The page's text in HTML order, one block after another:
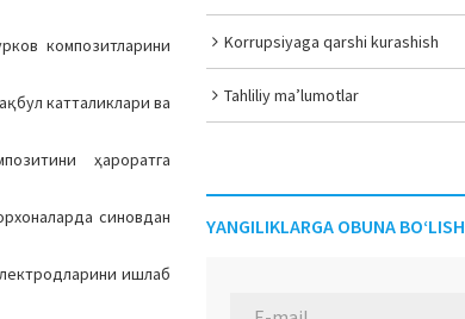
композитларини
катталиклари ва
ҳароратга
синовдан
ишлаб
Korrupsiyaga qarshi kurashish
Tahliliy ma’lumotlar
YANGILIKLARGA OBUNA BO‘LISH